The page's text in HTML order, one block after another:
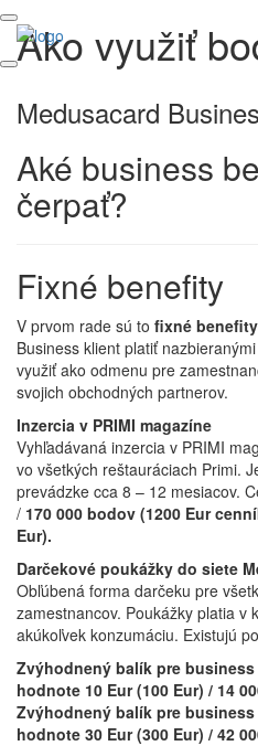
Ako využiť
Medusacard
Aké business
čerpať?
Fixné benefity
V prvom rade sú to fixné benefity
Business klient platiť
využiť ako odmenu pre
svojich obchodných partnerov.
Inzercia v PRIMI magazíne
Vyhľadávaná inzercia v PRIMI
vo všetkých reštauráciach Primi.
prevádzke cca 8 – 12 mesiacov.
/ 170 000 bodov (1200 Eur
Eur).
Darčekové poukážky do siete
Obľúbená forma darčeku pre
zamestnancov. Poukážky platia v
akúkoľvek konzumáciu. Existujú
Zvýhodnený balík pre
hodnote 10 Eur (100 Eur) / 14
Zvýhodnený balík pre
hodnote 30 Eur (300 Eur) / 42